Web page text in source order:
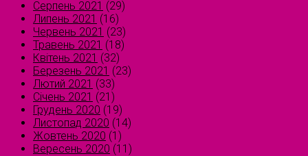
Серпень 2021 (29)
Липень 2021 (16)
Червень 2021 (23)
Травень 2021 (18)
Квітень 2021 (32)
Березень 2021 (23)
Лютий 2021 (33)
Січень 2021 (21)
Грудень 2020 (19)
Листопад 2020 (14)
Жовтень 2020 (1)
Вересень 2020 (11)